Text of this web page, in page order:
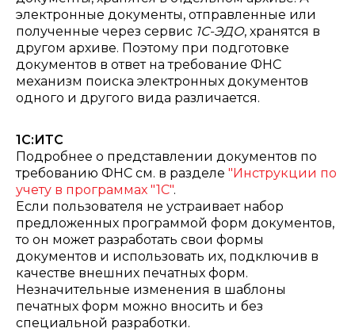
электронные документы, отправленные или
полученные через сервис 1С-ЭДО, хранятся в
другом архиве. Поэтому при подготовке
документов в ответ на требование ФНС
механизм поиска электронных документов
одного и другого вида различается.
1С:ИТС
Подробнее о представлении документов по
требованию ФНС см. в разделе "Инструкции по
учету в программах "1С".
Если пользователя не устраивает набор
предложенных программой форм документов,
то он может разработать свои формы
документов и использовать их, подключив в
качестве внешних печатных форм.
Незначительные изменения в шаблоны
печатных форм можно вносить и без
специальной разработки.